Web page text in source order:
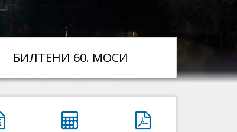
БИЛТЕНИ 60. МОСИ